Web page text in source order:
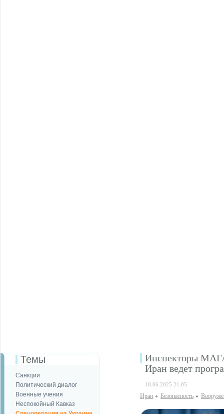
Темы
Санкции
Политический диалог
Военные учения
Неспокойный Кавказ
Инспекторы
Иран ведет
18.06.2025 21:05
Иран Безопаcность